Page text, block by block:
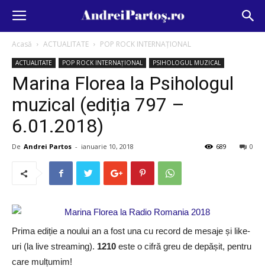
Acasă ACTUALITATE POP ROCK INTERNAȚIONAL
ACTUALITATE POP ROCK INTERNAȚIONAL PSIHOLOGUL MUZICAL
Marina Florea la Psihologul
muzical (ediția 797 –
6.01.2018)
De Andrei Partos - ianuarie 10, 2018 0
689
Prima ediție a noului an a fost una cu record de mesaje și like-
uri (la live streaming). 1210 este o cifră greu de depășit, pentru
care mulțumim!